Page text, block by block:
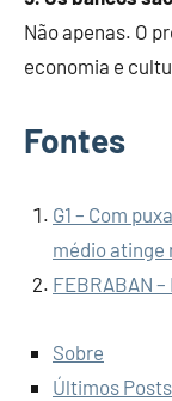
Não apenas. O
economia e
Fontes
G1 – Com
médio atinge
FEBRABAN
Sobre
Últimos Posts